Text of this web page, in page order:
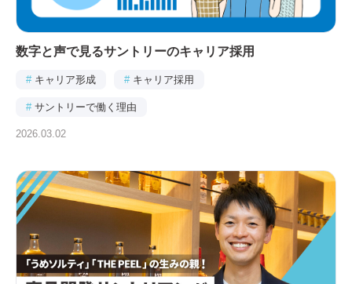
数字と声で見るサントリーのキャリア採用
# キャリア形成 # キャリア採用
# サントリーで働く理由
2026.03.02